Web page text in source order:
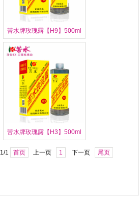
苦水牌玫瑰露【H9】500ml
苦水牌玫瑰露【H3】500ml
1/1 首页 上一页 1 下一页 尾页